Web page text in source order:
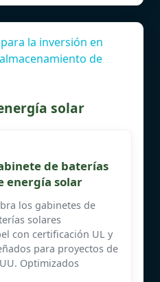
la inversión en
de
solar
de baterías
energía solar
los gabinetes de
solares
con certificación UL y
para proyectos de
Optimizados